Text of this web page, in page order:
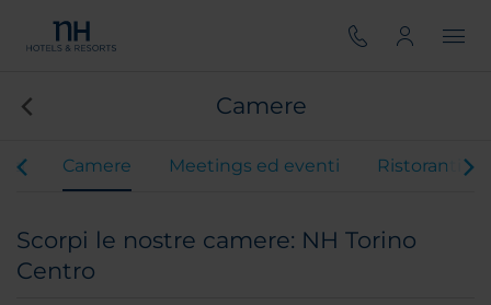
Camere
Camere Meetings ed eventi Ristoranti
Scorpi le nostre camere: NH Torino
Centro